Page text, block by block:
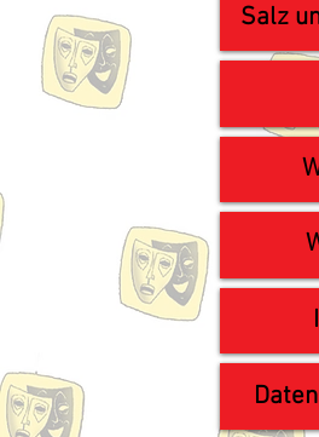
Salz